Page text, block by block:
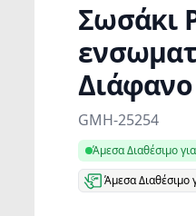
Σωσάκι
Διάφανο
Product
GMH-25254
Άμεσα Διαθέσιμο
Άμεσα